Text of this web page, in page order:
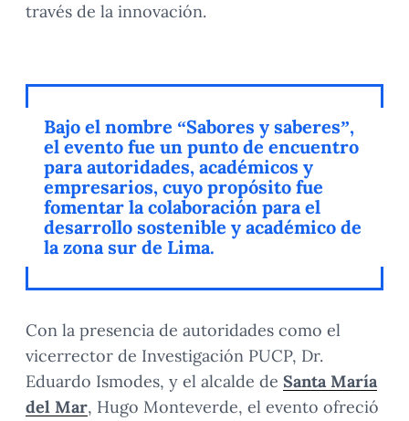
través de la innovación.
Bajo el nombre “Sabores y saberes”,
el evento fue un punto de encuentro
para autoridades, académicos y
empresarios, cuyo propósito fue
fomentar la colaboración para el
desarrollo sostenible y académico de
la zona sur de Lima.
Con la presencia de autoridades como el
vicerrector de Investigación PUCP, Dr.
Eduardo Ismodes, y el alcalde de Santa María
del Mar, Hugo Monteverde, el evento ofreció